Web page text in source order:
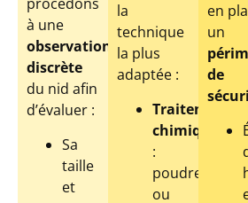
à une
observation
discrète
du nid afin
d’évaluer :
Sa
taille
et
la
technique
la plus
adaptée :
Traitement
chimique
:
poudre
ou
en
un
de